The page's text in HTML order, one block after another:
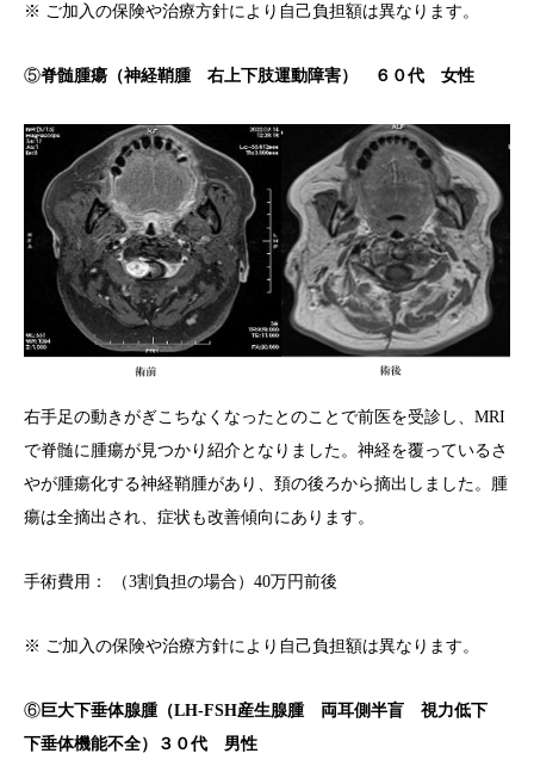
※ ご加入の保険や治療方針により自己負担額は異なります。
⑤脊髄腫瘍（神経鞘腫 右上下肢運動障害） ６０代 女性
右手足の動きがぎこちなくなったとのことで前医を受診し、MRI
で脊髄に腫瘍が見つかり紹介となりました。神経を覆っているさ
やが腫瘍化する神経鞘腫があり、頚の後ろから摘出しました。腫
瘍は全摘出され、症状も改善傾向にあります。
手術費用： （3割負担の場合）40万円前後
※ ご加入の保険や治療方針により自己負担額は異なります。
⑥ 巨大下垂体腺腫（LH-FSH産生腺腫 両耳側半盲 視力低下
下垂体機能不全）３０代 男性